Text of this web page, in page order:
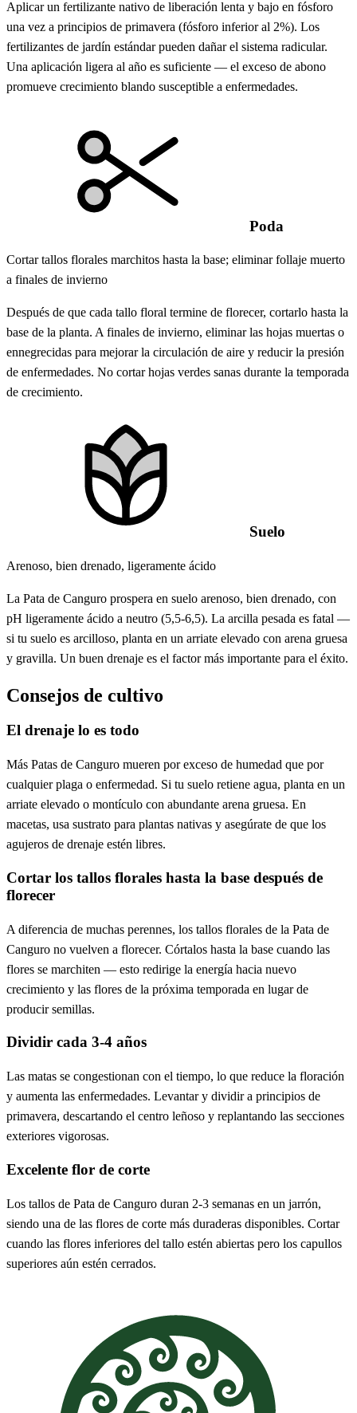
Aplicar un fertilizante nativo de liberación lenta y bajo en fósforo
una vez a principios de primavera (fósforo inferior al 2%). Los
fertilizantes de jardín estándar pueden dañar el sistema radicular.
Una aplicación ligera al año es suficiente — el exceso de abono
promueve crecimiento blando susceptible a enfermedades.
Poda
Cortar tallos florales marchitos hasta la base; eliminar follaje muerto
a finales de invierno
Después de que cada tallo floral termine de florecer, cortarlo hasta la
base de la planta. A finales de invierno, eliminar las hojas muertas o
ennegrecidas para mejorar la circulación de aire y reducir la presión
de enfermedades. No cortar hojas verdes sanas durante la temporada
de crecimiento.
Suelo
Arenoso, bien drenado, ligeramente ácido
La Pata de Canguro prospera en suelo arenoso, bien drenado, con
pH ligeramente ácido a neutro (5,5-6,5). La arcilla pesada es fatal —
si tu suelo es arcilloso, planta en un arriate elevado con arena gruesa
y gravilla. Un buen drenaje es el factor más importante para el éxito.
Consejos de cultivo
El drenaje lo es todo
Más Patas de Canguro mueren por exceso de humedad que por
cualquier plaga o enfermedad. Si tu suelo retiene agua, planta en un
arriate elevado o montículo con abundante arena gruesa. En
macetas, usa sustrato para plantas nativas y asegúrate de que los
agujeros de drenaje estén libres.
Cortar los tallos florales hasta la base después de
florecer
A diferencia de muchas perennes, los tallos florales de la Pata de
Canguro no vuelven a florecer. Córtalos hasta la base cuando las
flores se marchiten — esto redirige la energía hacia nuevo
crecimiento y las flores de la próxima temporada en lugar de
producir semillas.
Dividir cada 3-4 años
Las matas se congestionan con el tiempo, lo que reduce la floración
y aumenta las enfermedades. Levantar y dividir a principios de
primavera, descartando el centro leñoso y replantando las secciones
exteriores vigorosas.
Excelente flor de corte
Los tallos de Pata de Canguro duran 2-3 semanas en un jarrón,
siendo una de las flores de corte más duraderas disponibles. Cortar
cuando las flores inferiores del tallo estén abiertas pero los capullos
superiores aún estén cerrados.